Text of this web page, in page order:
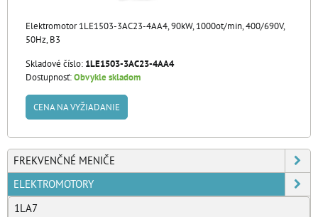
Elektromotor 1LE1503-3AC23-4AA4, 90kW, 1000ot/min, 400/690V,
50Hz, B3
Skladové číslo: 1LE1503-3AC23-4AA4
Dostupnosť:Obvykle skladom
CENA NA VYŽIADANIE
FREKVENČNÉ MENIČE
ELEKTROMOTORY
1LA7